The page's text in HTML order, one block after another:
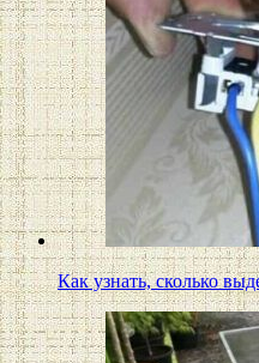
Как узнать, сколько